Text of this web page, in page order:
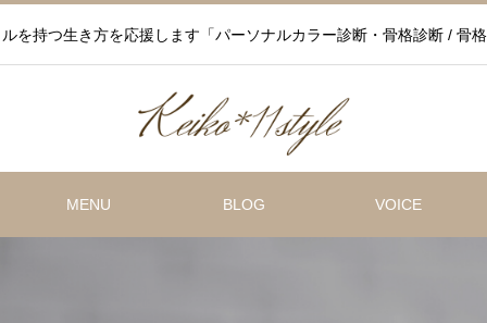
を持つ生き方を応援します「パーソナルカラー診断・骨格診断 / 骨
MENU BLOG VOICE